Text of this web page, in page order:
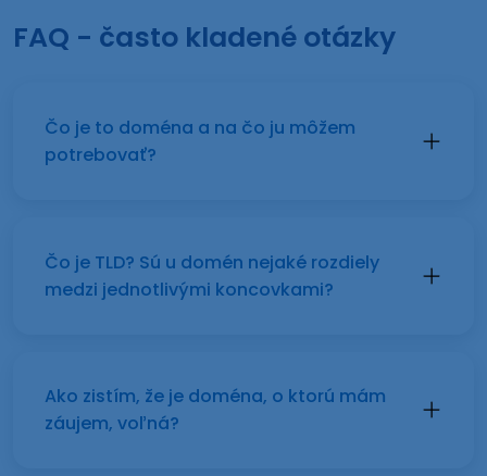
FAQ - často kladené otázky
Čo je to doména a na čo ju môžem
potrebovať?
Čo je TLD? Sú u domén nejaké rozdiely
medzi jednotlivými koncovkami?
Ako zistím, že je doména, o ktorú mám
záujem, voľná?